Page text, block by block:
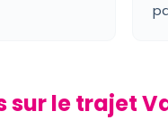
sur le trajet